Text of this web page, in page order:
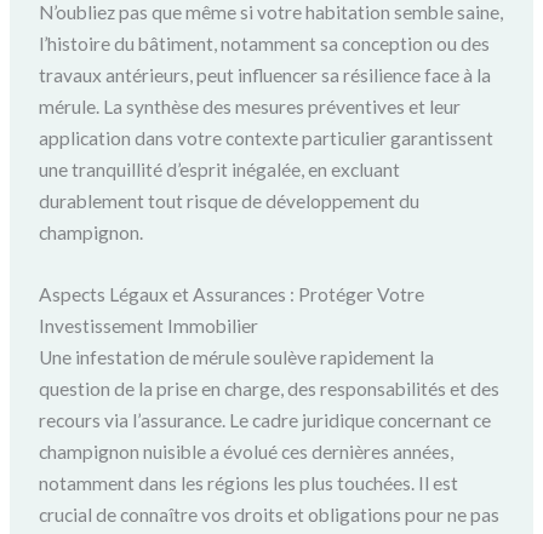
N’oubliez pas que même si votre habitation semble saine,
l’histoire du bâtiment, notamment sa conception ou des
travaux antérieurs, peut influencer sa résilience face à la
mérule. La synthèse des mesures préventives et leur
application dans votre contexte particulier garantissent
une tranquillité d’esprit inégalée, en excluant
durablement tout risque de développement du
champignon.
Aspects Légaux et Assurances : Protéger Votre
Investissement Immobilier
Une infestation de mérule soulève rapidement la
question de la prise en charge, des responsabilités et des
recours via l’assurance. Le cadre juridique concernant ce
champignon nuisible a évolué ces dernières années,
notamment dans les régions les plus touchées. Il est
crucial de connaître vos droits et obligations pour ne pas